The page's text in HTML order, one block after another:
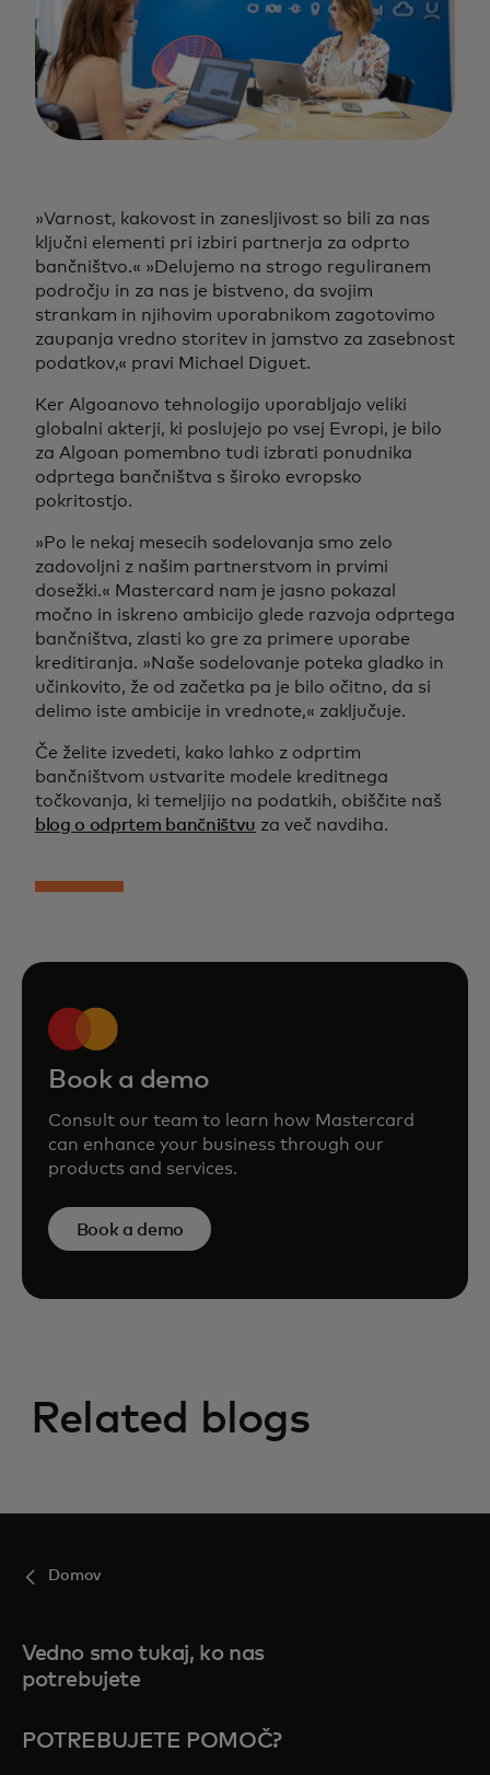
»Varnost, kakovost in zanesljivost so bili za nas
ključni elementi pri izbiri partnerja za odprto
bančništvo.« »Delujemo na strogo reguliranem
področju in za nas je bistveno, da svojim
strankam in njihovim uporabnikom zagotovimo
zaupanja vredno storitev in jamstvo za zasebnost
podatkov,« pravi Michael Diguet.
Ker Algoanovo tehnologijo uporabljajo veliki
globalni akterji, ki poslujejo po vsej Evropi, je bilo
za Algoan pomembno tudi izbrati ponudnika
odprtega bančništva s široko evropsko
pokritostjo.
»Po le nekaj mesecih sodelovanja smo zelo
zadovoljni z našim partnerstvom in prvimi
dosežki.« Mastercard nam je jasno pokazal
močno in iskreno ambicijo glede razvoja odprtega
bančništva, zlasti ko gre za primere uporabe
kreditiranja. »Naše sodelovanje poteka gladko in
učinkovito, že od začetka pa je bilo očitno, da si
delimo iste ambicije in vrednote,« zaključuje.
Če želite izvedeti, kako lahko z odprtim
bančništvom ustvarite modele kreditnega
točkovanja, ki temeljijo na podatkih, obiščite naš
blog o odprtem bančništvu za več navdiha.
Book a demo
Consult our team to learn how Mastercard
can enhance your business through our
products and services.
Book a demo
Related blogs
Domov
Vedno smo tukaj, ko nas
potrebujete
POTREBUJETE POMOČ?